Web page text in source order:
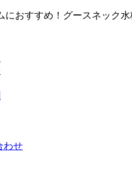
におすすめ！グースネック
わせ